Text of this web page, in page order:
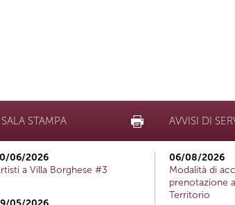
SALA STAMPA
06/2026
a Villa Borghese #3
AVVISI DI
06/08/2026
Modalità di
prenotazione
Territorio